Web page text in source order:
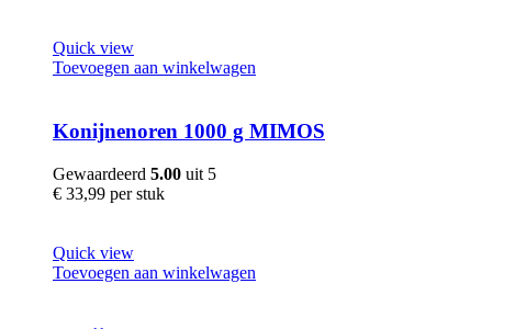
Quick view
Toevoegen aan winkelwagen
Konijnenoren 1000 g MIMOS
Gewaardeerd 5.00 uit 5
€ 33,99 per stuk
Quick view
Toevoegen aan winkelwagen